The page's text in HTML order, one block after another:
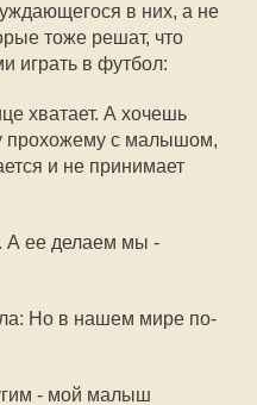
в них, а не
тоже решат, что
играть в футбол:
хватает. А хочешь
прохожему с малышом,
и не принимает
А ее делаем мы -
Но в нашем мире по-
- мой малыш